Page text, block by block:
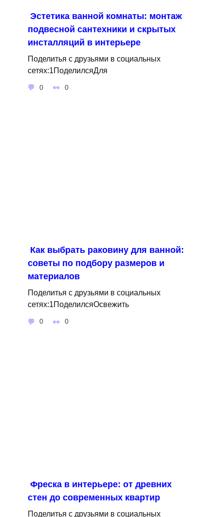
Эстетика ванной комнаты: монтаж
подвесной сантехники и скрытых
инсталляций в интерьере
Поделитья с друзьями в социальных
сетях:1ПоделилсяДля
0 0
Как выбрать раковину для ванной:
советы по подбору размеров и
материалов
Поделитья с друзьями в социальных
сетях:1ПоделилсяОсвежить
0 0
Фреска в интерьере: от древних
стен до современных квартир
Поделитья с друзьями в социальных